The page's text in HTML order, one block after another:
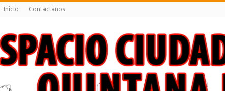
Inicio Contactanos